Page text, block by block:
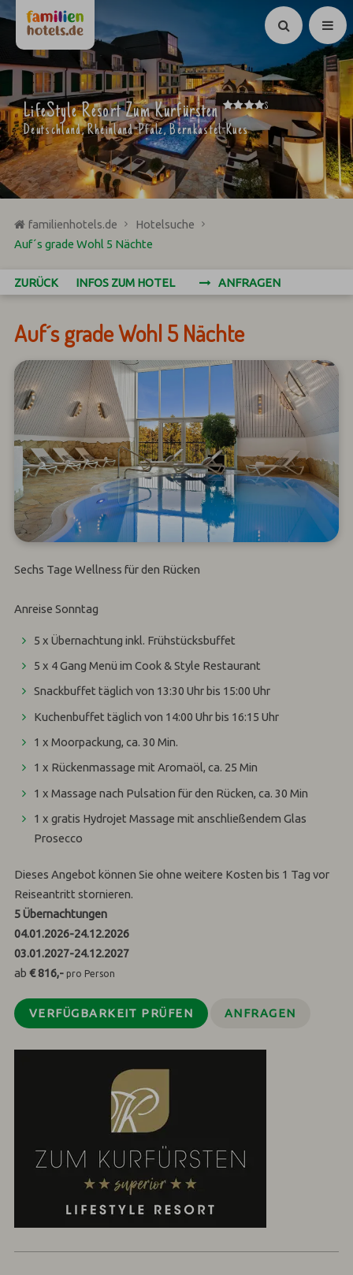
Suchen
LifeStyle Resort Zum Kurfürsten ****
S
Deutschland, Rheinland-Pfalz, Bernkastel-Kues
familienhotels.de
Hotelsuche
Auf´s grade Wohl 5 Nächte
ZURÜCK INFOS ZUM HOTEL ANFRAGEN
Auf´s grade Wohl 5 Nächte
Sechs Tage Wellness für den Rücken
Anreise Sonntag
5 x Übernachtung inkl. Frühstücksbuffet
5 x 4 Gang Menü im Cook & Style Restaurant
Snackbuffet täglich von 13:30 Uhr bis 15:00 Uhr
Kuchenbuffet täglich von 14:00 Uhr bis 16:15 Uhr
1 x Moorpackung, ca. 30 Min.
1 x Rückenmassage mit Aromaöl, ca. 25 Min
1 x Massage nach Pulsation für den Rücken, ca. 30 Min
1 x gratis Hydrojet Massage mit anschließendem Glas
Prosecco
Dieses Angebot können Sie ohne weitere Kosten bis 1 Tag vor
Reiseantritt stornieren.
5Übernachtungen
04.01.2026-24.12.2026
03.01.2027-24.12.2027
ab€ 816,- pro Person
VERFÜGBARKEIT PRÜFEN ANFRAGEN